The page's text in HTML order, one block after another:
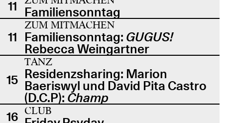
11 Familiensonntag
11
ZUM MITMACHEN
Familiensonntag: GUGUS!
Rebecca Weingartner
15
TANZ
Residenzsharing: Marion
Baeriswyl und David Pita Castro
(D.C.P): Champ
16 CLUB